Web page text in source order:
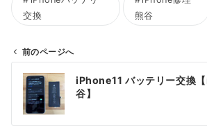
交換
熊谷
前のページへ
iPhone11 バッテリー交換
谷】